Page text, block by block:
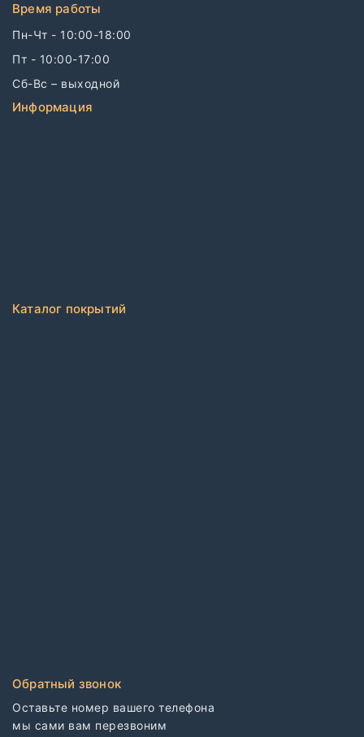
Время работы
Пн-Чт - 10:00-18:00
Пт - 10:00-17:00
Сб-Вс – выходной
Информация
Каталог покрытий
Обратный звонок
Оставьте номер вашего телефона
мы сами вам перезвоним